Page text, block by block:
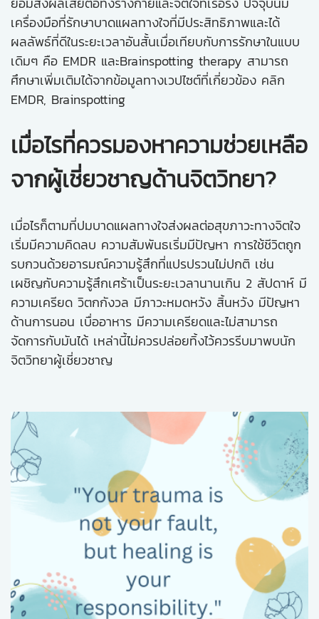
เครื่องมือที่รักษาบาดแผลทางใจที่มีประสิทธิภาพและได้
ผลลัพธ์ที่ดีในระยะเวลาอันสั้นเมื่อเทียบกับการรักษาในแบบ
เดิมๆ คือ EMDR และBrainspotting therapy สามารถ
ศึกษาเพิ่มเติมได้จากข้อมูลทางเวปไซต์ที่เกี่ยวข้อง คลิก
EMDR, Brainspotting
เมื่อไรที่ควรมองหาความช่วยเหลือ
จากผู้เชี่ยวชาญด้านจิตวิทยา?
เมื่อไรก็ตามที่ปมบาดแผลทางใจส่งผลต่อสุขภาวะทางจิตใจ
เริ่มมีความคิดลบ ความสัมพันธเริ่มมีปัญหา การใช้ชีวิตถูก
รบกวนด้วยอารมณ์ความรู้สึกที่แปรปรวนไม่ปกติ เช่น
เผชิญกับความรู้สึกเศร้าเป็นระยะเวลานานเกิน 2 สัปดาห์ มี
ความเครียด วิตกกังวล มีภาวะหมดหวัง สิ้นหวัง มีปัญหา
ด้านการนอน เบื่ออาหาร มีความเครียดและไม่สามารถ
จัดการกับมันได้ เหล่านี้ไม่ควรปล่อยทิ้งไว้ควรรีบมาพบนัก
จิตวิทยาผู้เชี่ยวชาญ